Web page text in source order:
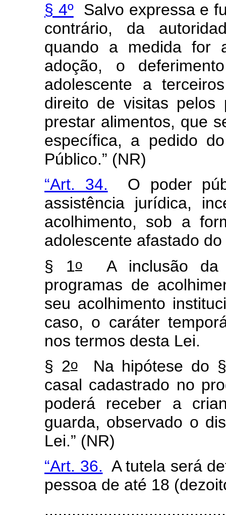
§ 4ºSalvo expressa e
contrário, da
quando a medida for
adoção, o
adolescente a
direito de visitas
prestar alimentos, que
específica, a pedido
Público.” (NR)
“Art. 34. O poder
assistência jurídica,
acolhimento, sob a
adolescente afastado
§ 1oA inclusão da
programas de
seu acolhimento
caso, o caráter
nos termos desta Lei.
§ 2oNa hipótese do
casal cadastrado no
poderá receber a
guarda, observado o
Lei.” (NR)
“Art. 36. A tutela será
pessoa de até 18